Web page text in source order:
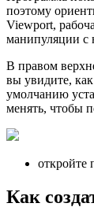
поэтому
Viewport,
манипуляции с
В правом
вы увидите,
умолчанию
менять, чтобы
откройте
Как